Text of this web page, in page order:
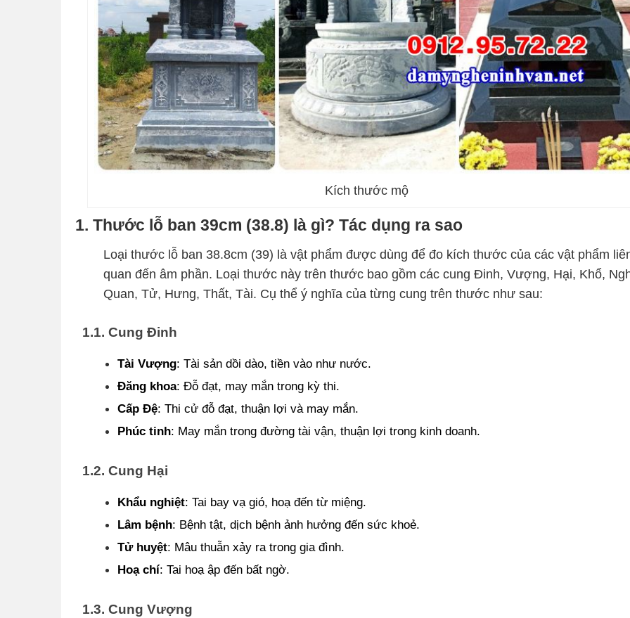
Kích thước mộ
1. Thước lỗ ban 39cm (38.8) là gì? Tác dụng ra sao
Loại thước lỗ ban 38.8cm (39) là vật phẩm được dùng để đo kích thước của các vật phẩm
quan đến âm phần. Loại thước này trên thước bao gồm các cung Đinh, Vượng, Hại, Khổ,
Quan, Tử, Hưng, Thất, Tài. Cụ thể ý nghĩa của từng cung trên thước như sau:
1.1. Cung Đinh
Tài Vượng: Tài sản dồi dào, tiền vào như nước.
Đăng khoa: Đỗ đạt, may mắn trong kỳ thi.
Cấp Đệ: Thi cử đỗ đạt, thuận lợi và may mắn.
Phúc tinh: May mắn trong đường tài vận, thuận lợi trong kinh doanh.
1.2. Cung Hại
Khẩu nghiệt: Tai bay vạ gió, hoạ đến từ miệng.
Lâm bệnh: Bệnh tật, dịch bệnh ảnh hưởng đến sức khoẻ.
Tử huyệt: Mâu thuẫn xảy ra trong gia đình.
Hoạ chí: Tai hoạ ập đến bất ngờ.
1.3. Cung Vượng